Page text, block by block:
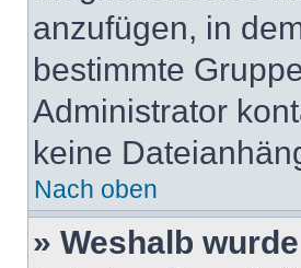
anzufügen, in
bestimmte
Administrator
keine
Nach oben
» Weshalb